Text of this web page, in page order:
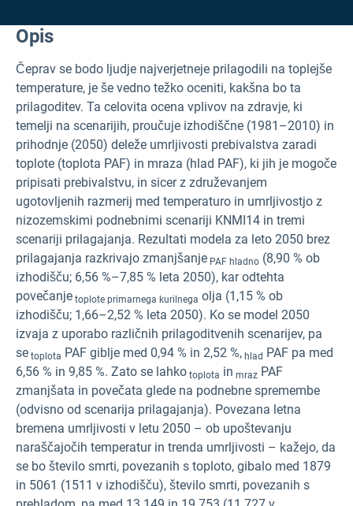
Opis
Čeprav se bodo ljudje najverjetneje prilagodili na toplejše
temperature, je še vedno težko oceniti, kakšna bo ta
prilagoditev. Ta celovita ocena vplivov na zdravje, ki
temelji na scenarijih, proučuje izhodiščne (1981–2010) in
prihodnje (2050) deleže umrljivosti prebivalstva zaradi
toplote (toplota PAF) in mraza (hlad PAF), ki jih je mogoče
pripisati prebivalstvu, in sicer z združevanjem
ugotovljenih razmerij med temperaturo in umrljivostjo z
nizozemskimi podnebnimi scenariji KNMI14 in tremi
scenariji prilagajanja. Rezultati modela za leto 2050 brez
prilagajanja razkrivajo zmanjšanje PAF hladno (8,90 % ob
izhodišču; 6,56 %–7,85 % leta 2050), kar odtehta
povečanje toplote primarnega kurilnega olja (1,15 % ob
izhodišču; 1,66–2,52 % leta 2050). Ko se model 2050
izvaja z uporabo različnih prilagoditvenih scenarijev, pa
se toplota PAF giblje med 0,94 % in 2,52 %, hlad PAF pa med
6,56 % in 9,85 %. Zato se lahko toplota in mraz PAF
zmanjšata in povečata glede na podnebne spremembe
(odvisno od scenarija prilagajanja). Povezana letna
bremena umrljivosti v letu 2050 – ob upoštevanju
naraščajočih temperatur in trenda umrljivosti – kažejo, da
se bo število smrti, povezanih s toploto, gibalo med 1879
in 5061 (1511 v izhodišču), število smrti, povezanih s